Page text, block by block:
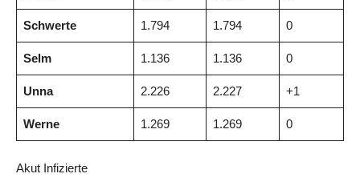
Schwerte 1.794 1.794 0
Selm 1.136 1.136 0
Unna 2.226 2.227 +1
Werne 1.269 1.269 0
Akut Infizierte